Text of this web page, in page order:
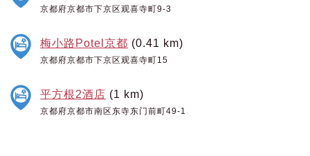
京都府京都市下京区观喜寺町9-3
梅小路Potel京都 (0.41 km)
京都府京都市下京区观喜寺町15
平方根2酒店 (1 km)
京都府京都市南区东寺东门前町49-1